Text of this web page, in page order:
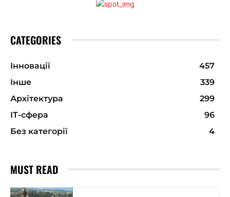
CATEGORIES
Інновації
457
Інше
339
Архітектура
299
ІТ-сфера
96
Без категорії
4
MUST READ